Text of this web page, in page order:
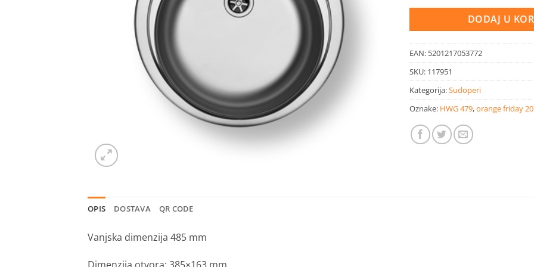
DODAJ U
EAN: 5201217053772
SKU: 117951
Kategorija:Sudoperi
Oznake: HWG 479,orange friday
OPIS DOSTAVA QR CODE
Vanjska dimenzija 485 mm